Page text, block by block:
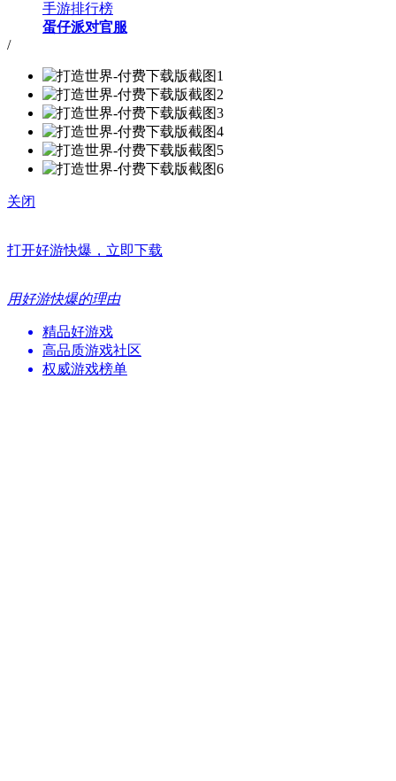
手游排行榜
蛋仔派对官服
/
关闭
打开好游快爆，立即下载
用好游快爆的理由
精品好游戏
高品质游戏社区
权威游戏榜单